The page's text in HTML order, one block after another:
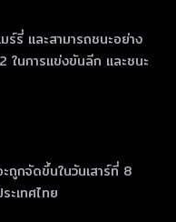
รี่ และสามารถชนะอย่าง
ในการแข่งขันลีก และชนะ
ถูกจัดขึ้นในวันเสาร์ที่ 8
ะเทศไทย